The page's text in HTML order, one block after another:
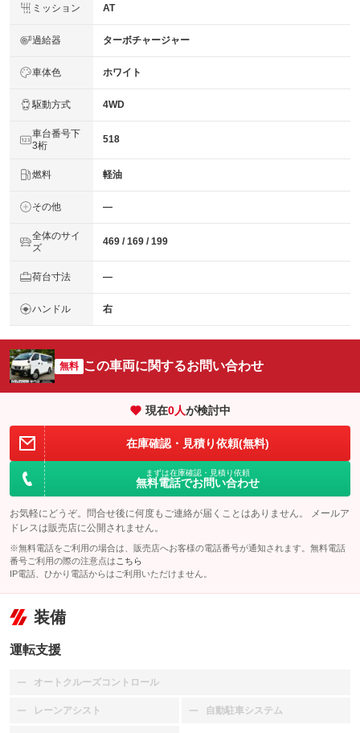
ミッション AT
過給器 ターボチャージャー
車体色 ホワイト
駆動方式 4WD
車台番号下
3桁
518
燃料 軽油
その他 ―
全体のサイ
ズ
469 / 169 / 199
荷台寸法 ―
ハンドル 右
無料 この車両に関するお問い合わせ
現在0人が検討中
在庫確認・見積り依頼(無料)
まずは在庫確認・見積り依頼
無料電話でお問い合わせ
お気軽にどうぞ。問合せ後に何度もご連絡が届くことはありません。 メールア
ドレスは販売店に公開されません。
※無料電話をご利用の場合は、販売店へお客様の電話番号が通知されます。無料電話
番号ご利用の際の注意点は こちら
IP電話、ひかり電話からはご利用いただけません。
装備
運転支援
オートクルーズコントロール
：装備なし
レーンアシスト
：装備なし 自動駐車システム
：装備なし